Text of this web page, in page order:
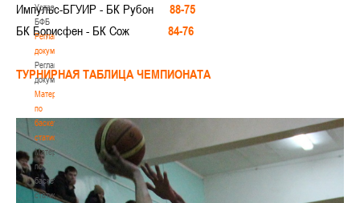
Устав
БФБ
Регламентирующие
документы
Регламентирующие
документы
Материалы
по
баскетбольной
статистике
Материалы
по
баскетбольной
статистике
Импульс-БГУИР - БК Рубон
88-75
БК Борисфен - БК Сож
84-76
ТУРНИРНАЯ ТАБЛИЦА ЧЕМПИОНАТА